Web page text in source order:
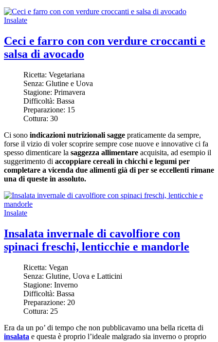
Insalate
Ceci e farro con con verdure croccanti e
salsa di avocado
Ricetta: Vegetariana
Senza: Glutine e Uova
Stagione: Primavera
Difficoltà: Bassa
Preparazione: 15
Cottura: 30
Ci sono indicazioni nutrizionali sagge praticamente da sempre,
forse il vizio di voler scoprire sempre cose nuove e innovative ci fa
spesso dimenticare la saggezza allimentare acquisita, ad esempio il
suggerimento di accoppiare cereali in chicchi e legumi per
completare a vicenda due alimenti già di per se eccellenti rimane
una di queste in assoluto.
Insalate
Insalata invernale di cavolfiore con
spinaci freschi, lenticchie e mandorle
Ricetta: Vegan
Senza: Glutine, Uova e Latticini
Stagione: Inverno
Difficoltà: Bassa
Preparazione: 20
Cottura: 25
Era da un po’ di tempo che non pubblicavamo una bella ricetta di
insalata e questa è proprio l’ideale malgrado sia inverno o proprio